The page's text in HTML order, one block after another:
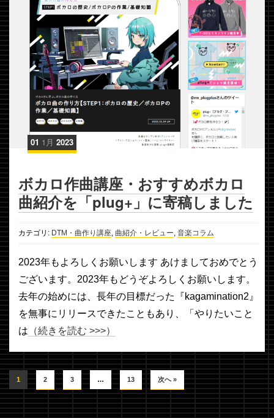
01 1月 2023
ボカロ作曲講座・おすすめボカロ
曲紹介を「plug+」に寄稿しました
カテゴリ: DTM・曲作り講座, 曲紹介・レビュー, 音楽コラム
2023年もよろしくお願いします あけましておめでとう
ございます。2023年もどうぞよろしくお願いします。
去年の始めには、長年の目標だった『kagamination2』
を無事にリリースできたこともあり、「やりたいこと
は （続きを読む >>>）
1 2 3 … 13 次へ »